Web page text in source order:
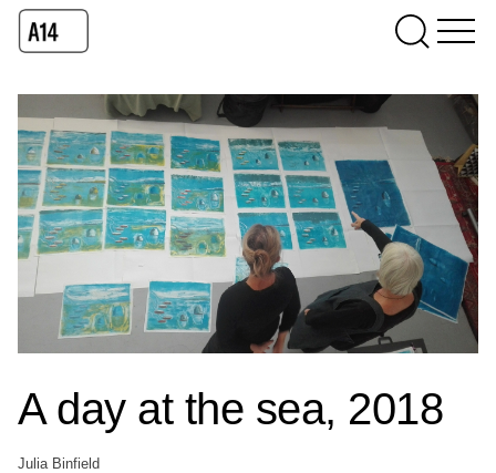
A day at the sea, 2018
Julia Binfield